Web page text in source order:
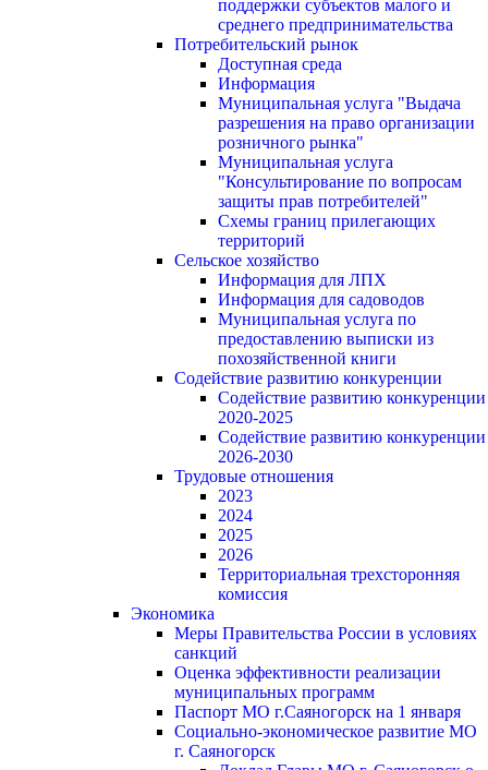
поддержки субъектов малого и
среднего предпринимательства
Потребительский рынок
Доступная среда
Информация
Муниципальная услуга "Выдача
разрешения на право организации
розничного рынка"
Муниципальная услуга
"Консультирование по вопросам
защиты прав потребителей"
Схемы границ прилегающих
территорий
Сельское хозяйство
Информация для ЛПХ
Информация для садоводов
Муниципальная услуга по
предоставлению выписки из
похозяйственной книги
Содействие развитию конкуренции
Содействие развитию конкуренции
2020-2025
Содействие развитию конкуренции
2026-2030
Трудовые отношения
2023
2024
2025
2026
Территориальная трехсторонняя
комиссия
Экономика
Меры Правительства России в условиях
санкций
Оценка эффективности реализации
муниципальных программ
Паспорт МО г.Саяногорск на 1 января
Социально-экономическое развитие МО
г. Саяногорск